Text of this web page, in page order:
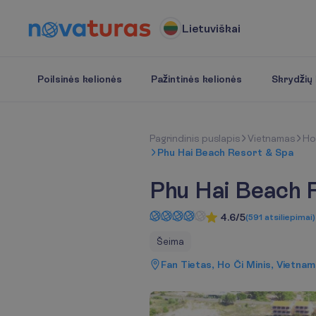
Lietuviškai
Poilsinės kelionės Pažintinės kelionės Skrydžių
Pagrindinis puslapis Vietnamas
Phu Hai Beach Resort & Spa
Phu Hai Beach
4.6/5(591 atsiliepimai)
Šeima
Fan Tietas, Ho Či Minis,